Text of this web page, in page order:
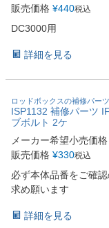
販売価格 ¥440税込
DC3000用
詳細を見る
ロッドボックスの補修パー
ISP1132 補修パーツ
ブボルト 2ケ
メーカー希望小売価格
販売価格 ¥330税込
必ず本体品番をご確
求め願います
詳細を見る